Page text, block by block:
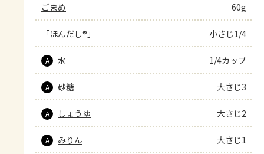
ごまめ 60g
「ほんだし®」 小さじ1/4
A 水 1/4カップ
A 砂糖 大さじ3
A しょうゆ 大さじ2
A みりん 大さじ1